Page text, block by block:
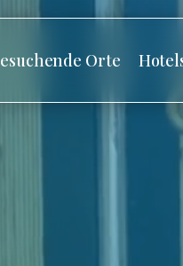
Orte